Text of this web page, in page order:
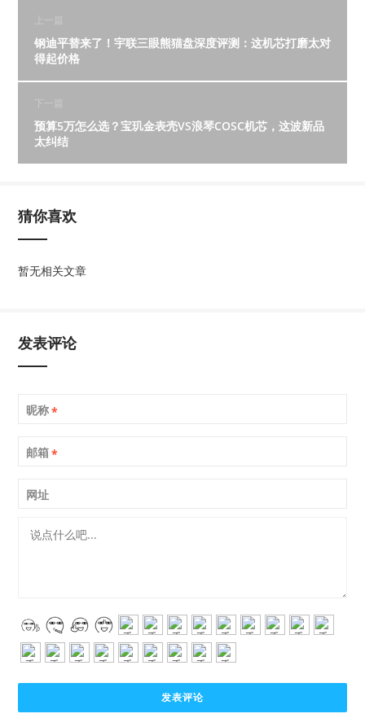
上一篇
钢迪平替来了！宇联三眼熊猫盘深度评测：这机芯打磨太对
得起价格
下一篇
预算5万怎么选？宝玑金表壳VS浪琴COSC机芯，这波新品
太纠结
猜你喜欢
暂无相关文章
发表评论
昵称*
邮箱*
网址